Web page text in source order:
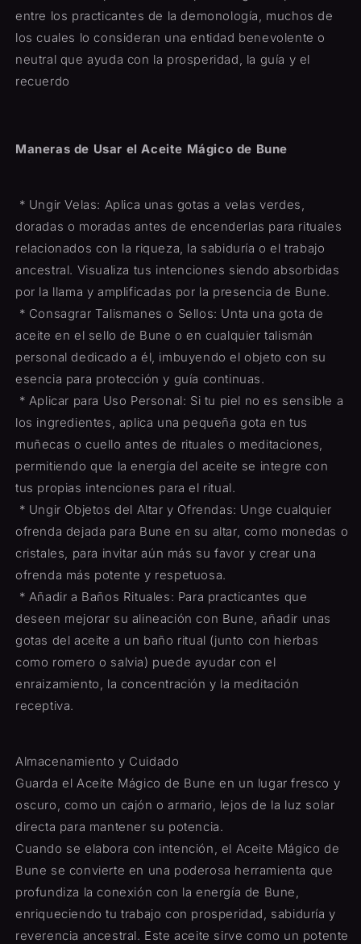
entre los practicantes de la demonología, muchos de
los cuales lo consideran una entidad benevolente o
neutral que ayuda con la prosperidad, la guía y el
recuerdo
Maneras de Usar el Aceite Mágico de Bune
* Ungir Velas: Aplica unas gotas a velas verdes,
doradas o moradas antes de encenderlas para rituales
relacionados con la riqueza, la sabiduría o el trabajo
ancestral. Visualiza tus intenciones siendo absorbidas
por la llama y amplificadas por la presencia de Bune.
* Consagrar Talismanes o Sellos: Unta una gota de
aceite en el sello de Bune o en cualquier talismán
personal dedicado a él, imbuyendo el objeto con su
esencia para protección y guía continuas.
* Aplicar para Uso Personal: Si tu piel no es sensible a
los ingredientes, aplica una pequeña gota en tus
muñecas o cuello antes de rituales o meditaciones,
permitiendo que la energía del aceite se integre con
tus propias intenciones para el ritual.
* Ungir Objetos del Altar y Ofrendas: Unge cualquier
ofrenda dejada para Bune en su altar, como monedas o
cristales, para invitar aún más su favor y crear una
ofrenda más potente y respetuosa.
* Añadir a Baños Rituales: Para practicantes que
deseen mejorar su alineación con Bune, añadir unas
gotas del aceite a un baño ritual (junto con hierbas
como romero o salvia) puede ayudar con el
enraizamiento, la concentración y la meditación
receptiva.
Almacenamiento y Cuidado
Guarda el Aceite Mágico de Bune en un lugar fresco y
oscuro, como un cajón o armario, lejos de la luz solar
directa para mantener su potencia.
Cuando se elabora con intención, el Aceite Mágico de
Bune se convierte en una poderosa herramienta que
profundiza la conexión con la energía de Bune,
enriqueciendo tu trabajo con prosperidad, sabiduría y
reverencia ancestral. Este aceite sirve como un potente